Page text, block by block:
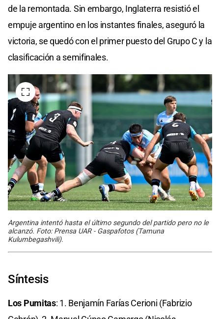
de la remontada. Sin embargo, Inglaterra resistió el
empuje argentino en los instantes finales, aseguró la
victoria, se quedó con el primer puesto del Grupo C y la
clasificación a semifinales.
Argentina intentó hasta el último segundo del partido pero no le
alcanzó. Foto: Prensa UAR - Gaspafotos (Tamuna
Kulumbegashvili).
Síntesis
Los Pumitas: 1. Benjamín Farías Cerioni (Fabrizio